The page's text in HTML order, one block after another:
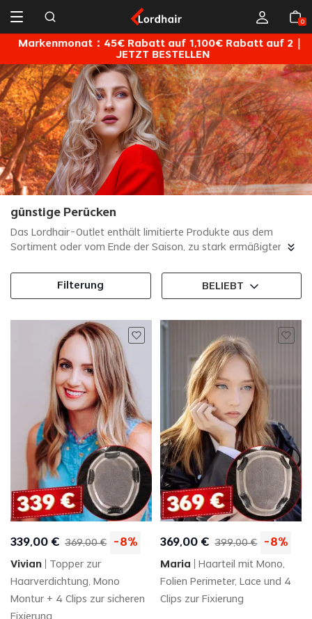
0
Markenmonat：45€ Rabatt auf 1,100€ Rabatt auf 2｜
JETZT BESTELLEN
günstige Perücken
Das Lordhair-Outlet enthält limitierte Produkte aus dem
Sortiment oder vom Ende der Saison, zu stark ermäßigten
möglich, es sei denn, es liegt ein Produktfehler vor.Alle
rabattierten oder ausverkauften Produkte sind vom Kauf
Promo-Codes und Gutscheinen, ausgeschlossen, mit
Ausnahme von Treuepunkten.
Filterung BELIEBT
339,00 € 369,00 € -8%
Vivian
Topper zur
Haarverdichtung, Mono
Montur + 4 Clips zur sicheren
369,00 € 399,00 € -8%
Maria
Haarteil mit Mono,
Folien Perimeter, Lace und 4
Clips zur Fixierung